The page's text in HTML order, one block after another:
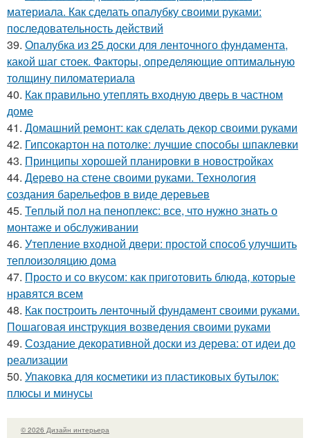
материала. Как сделать опалубку своими руками:
последовательность действий
39. Опалубка из 25 доски для ленточного фундамента,
какой шаг стоек. Факторы, определяющие оптимальную
толщину пиломатериала
40. Как правильно утеплять входную дверь в частном
доме
41. Домашний ремонт: как сделать декор своими руками
42. Гипсокартон на потолке: лучшие способы шпаклевки
43. Принципы хорошей планировки в новостройках
44. Дерево на стене своими руками. Технология
создания барельефов в виде деревьев
45. Теплый пол на пеноплекс: все, что нужно знать о
монтаже и обслуживании
46. Утепление входной двери: простой способ улучшить
теплоизоляцию дома
47. Просто и со вкусом: как приготовить блюда, которые
нравятся всем
48. Как построить ленточный фундамент своими руками.
Пошаговая инструкция возведения своими руками
49. Создание декоративной доски из дерева: от идеи до
реализации
50. Упаковка для косметики из пластиковых бутылок:
плюсы и минусы
© 2026 Дизайн интерьера